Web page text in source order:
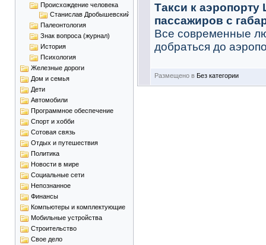
Такси к
пассажиров с
Все современные
добраться до
Размещено в Без категории
Происхождение человека
Станислав Дробышевский
Палеонтология
Знак вопроса (журнал)
История
Психология
Железные дороги
Дом и семья
Дети
Автомобили
Программное обеспечение
Спорт и хобби
Сотовая связь
Отдых и путешествия
Политика
Новости в мире
Социальные сети
Непознанное
Финансы
Компьютеры и комплектующие
Мобильные устройства
Строительство
Свое дело